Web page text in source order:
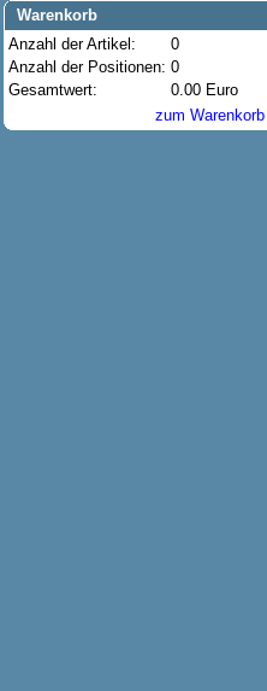
Warenkorb
Anzahl der Artikel:
0
Anzahl der Positionen: 0
Gesamtwert:
0.00 Euro
zum Warenkorb